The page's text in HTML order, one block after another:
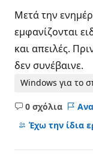
ο
ί
φ
ή
μ
ς
Μετά την
εμφανίζονται
και απειλές.
δεν συνέβαινε.
Windows για το
0 σχόλια
Κανένα
σχόλιο
Έχω την ίδια